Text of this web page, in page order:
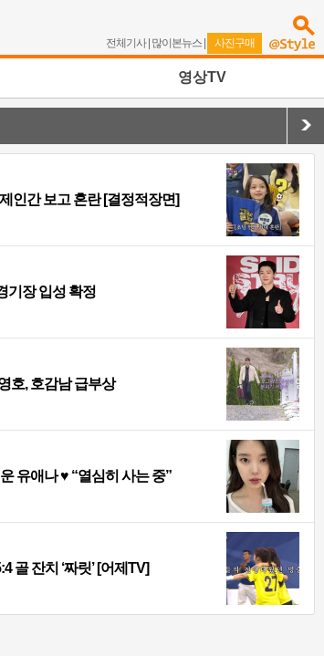
전체기사| 많이본뉴스 | 사진구매
영상TV
인간 보고 혼란 [결정적장면]
기장 입성 확정
호, 호감남 급부상
유애나 ♥ “열심히 사는 중”
골 잔치 ‘짜릿’ [어제TV]